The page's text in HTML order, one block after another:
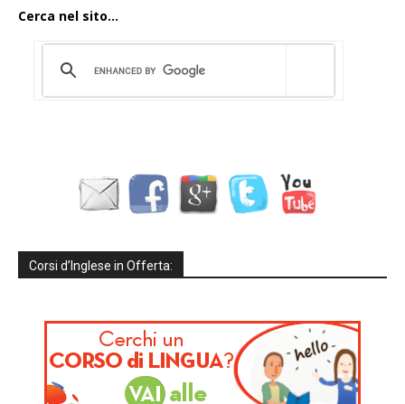
Cerca nel sito...
Corsi d’Inglese in Offerta: